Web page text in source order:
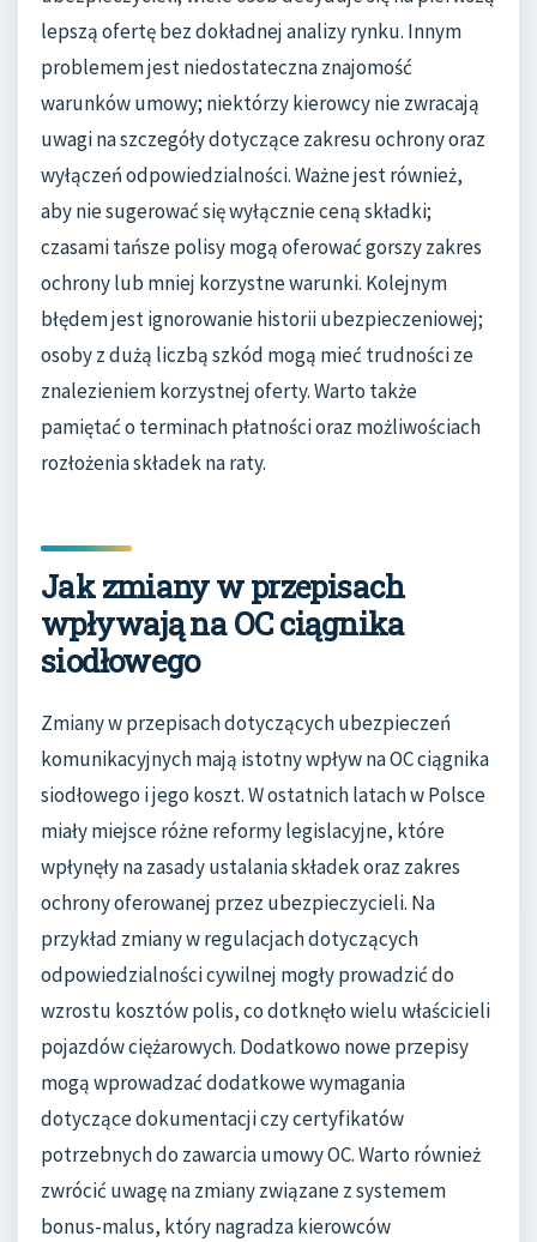
lepszą ofertę bez dokładnej analizy rynku. Innym
problemem jest niedostateczna znajomość
warunków umowy; niektórzy kierowcy nie zwracają
uwagi na szczegóły dotyczące zakresu ochrony oraz
wyłączeń odpowiedzialności. Ważne jest również,
aby nie sugerować się wyłącznie ceną składki;
czasami tańsze polisy mogą oferować gorszy zakres
ochrony lub mniej korzystne warunki. Kolejnym
błędem jest ignorowanie historii ubezpieczeniowej;
osoby z dużą liczbą szkód mogą mieć trudności ze
znalezieniem korzystnej oferty. Warto także
pamiętać o terminach płatności oraz możliwościach
rozłożenia składek na raty.
Jak zmiany w przepisach
wpływają na OC ciągnika
siodłowego
Zmiany w przepisach dotyczących ubezpieczeń
komunikacyjnych mają istotny wpływ na OC ciągnika
siodłowego i jego koszt. W ostatnich latach w Polsce
miały miejsce różne reformy legislacyjne, które
wpłynęły na zasady ustalania składek oraz zakres
ochrony oferowanej przez ubezpieczycieli. Na
przykład zmiany w regulacjach dotyczących
odpowiedzialności cywilnej mogły prowadzić do
wzrostu kosztów polis, co dotknęło wielu właścicieli
pojazdów ciężarowych. Dodatkowo nowe przepisy
mogą wprowadzać dodatkowe wymagania
dotyczące dokumentacji czy certyfikatów
potrzebnych do zawarcia umowy OC. Warto również
zwrócić uwagę na zmiany związane z systemem
bonus-malus, który nagradza kierowców